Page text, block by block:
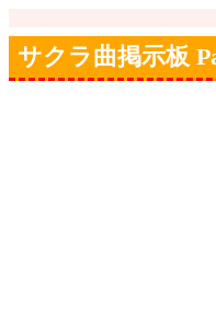
サクラ曲掲示板